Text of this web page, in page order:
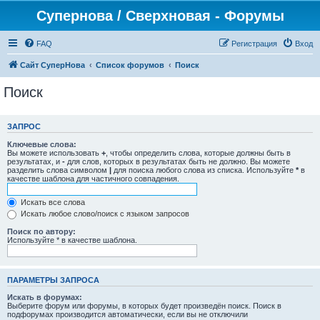
Супернова / Сверхновая - Форумы
FAQ Вход
Регистрация
Сайт СуперНова Список форумов Поиск
Поиск
ЗАПРОС
Ключевые слова:
Вы можете использовать + , чтобы определить слова, которые должны быть в
результатах, и - для слов, которых в результатах быть не должно. Вы можете
разделить слова символом | для поиска любого слова из списка. Используйте * в
качестве шаблона для частичного совпадения.
Искать все слова
Искать любое слово/поиск с языком запросов
Поиск по автору:
Используйте * в качестве шаблона.
ПАРАМЕТРЫ ЗАПРОСА
Искать в форумах:
Выберите форум или форумы, в которых будет произведён поиск. Поиск в
подфорумах производится автоматически, если вы не отключили